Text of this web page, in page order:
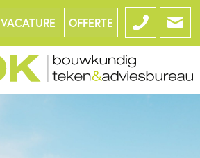
VACATURE OFFERTE